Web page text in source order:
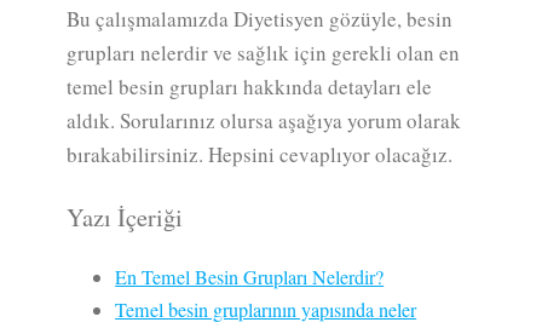
Bu çalışmalamızda Diyetisyen gözüyle, besin
grupları nelerdir ve sağlık için gerekli olan en
temel besin grupları hakkında detayları ele
aldık. Sorularınız olursa aşağıya yorum olarak
bırakabilirsiniz. Hepsini cevaplıyor olacağız.
Yazı İçeriği
En Temel Besin Grupları Nelerdir?
Temel besin gruplarının yapısında neler